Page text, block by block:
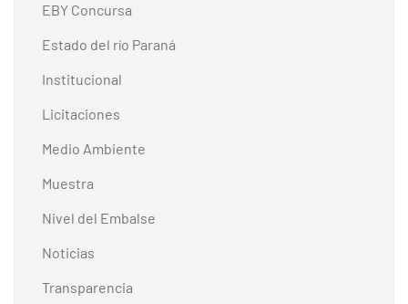
EBY Concursa
Estado del río Paraná
Institucional
Licitaciones
Medio Ambiente
Muestra
Nivel del Embalse
Noticias
Transparencia